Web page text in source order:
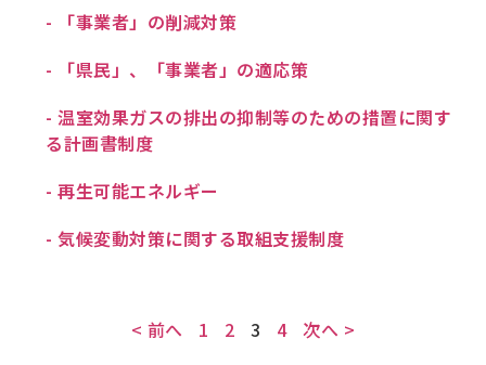
- 「事業者」の削減対策
- 「県民」、「事業者」の適応策
- 温室効果ガスの排出の抑制等のための措置に関す
る計画書制度
- 再生可能エネルギー
- 気候変動対策に関する取組支援制度
< 前へ 1 2 3 4 次へ >